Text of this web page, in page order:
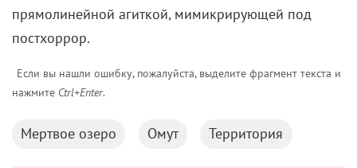
прямолинейной агиткой, мимикрирующей под
постхоррор.
Если вы нашли ошибку, пожалуйста, выделите фрагмент текста и
нажмите Ctrl+Enter.
Мертвое озеро Омут Территория